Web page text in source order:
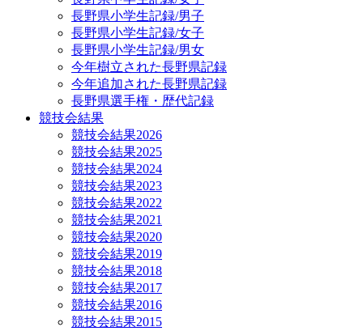
長野県小学生記録/男子
長野県小学生記録/女子
長野県小学生記録/男女
今年樹立された長野県記録
今年追加された長野県記録
長野県選手権・歴代記録
競技会結果
競技会結果2026
競技会結果2025
競技会結果2024
競技会結果2023
競技会結果2022
競技会結果2021
競技会結果2020
競技会結果2019
競技会結果2018
競技会結果2017
競技会結果2016
競技会結果2015